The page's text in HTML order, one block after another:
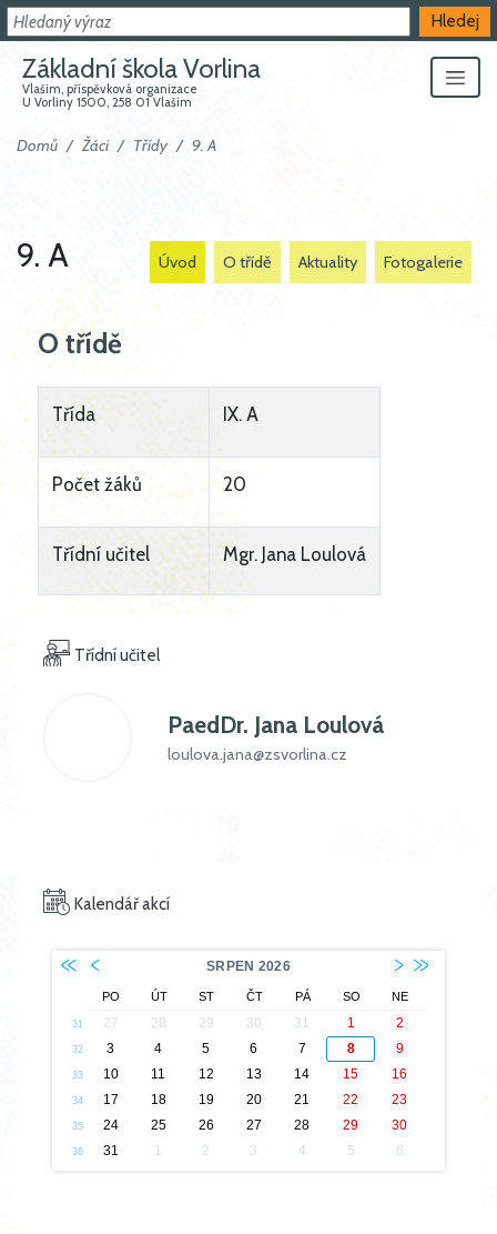
Hledat
Hledej
Základní škola Vorlina
Vlašim, příspěvková organizace
U Vorliny 1500, 258 01 Vlašim
Domů Žáci Třídy 9. A
9. A Úvod O třídě Aktuality Fotogalerie
O třídě
Třída IX. A
Počet žáků 20
Třídní učitel Mgr. Jana Loulová
Třídní učitel
PaedDr. Jana Loulová
loulova.jana@zsvorlina.cz
Kalendář akcí